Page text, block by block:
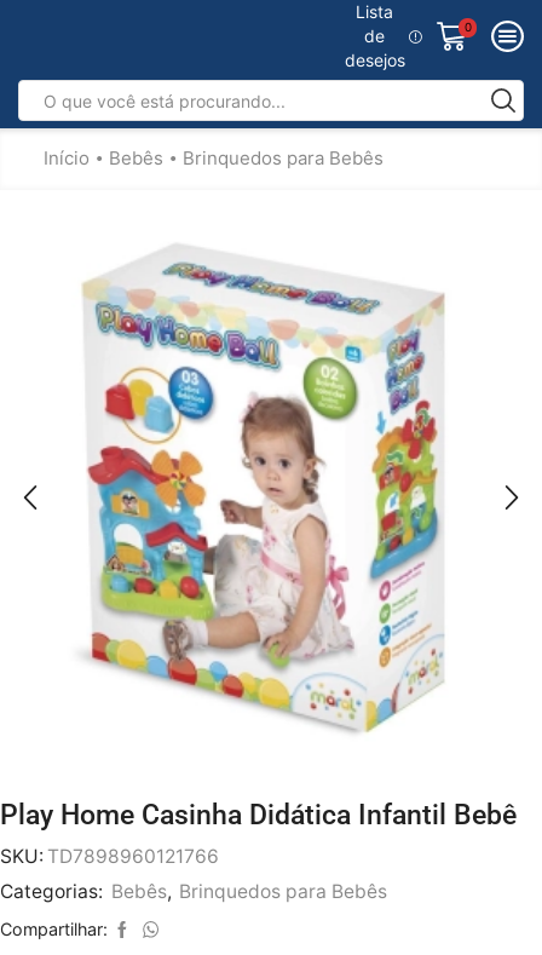
Lista
de
desejos
0
Início • Bebês • Brinquedos para Bebês
Play Home Casinha Didática Infantil Bebê
SKU: TD7898960121766
Categorias: Bebês, Brinquedos para Bebês
Compartilhar: